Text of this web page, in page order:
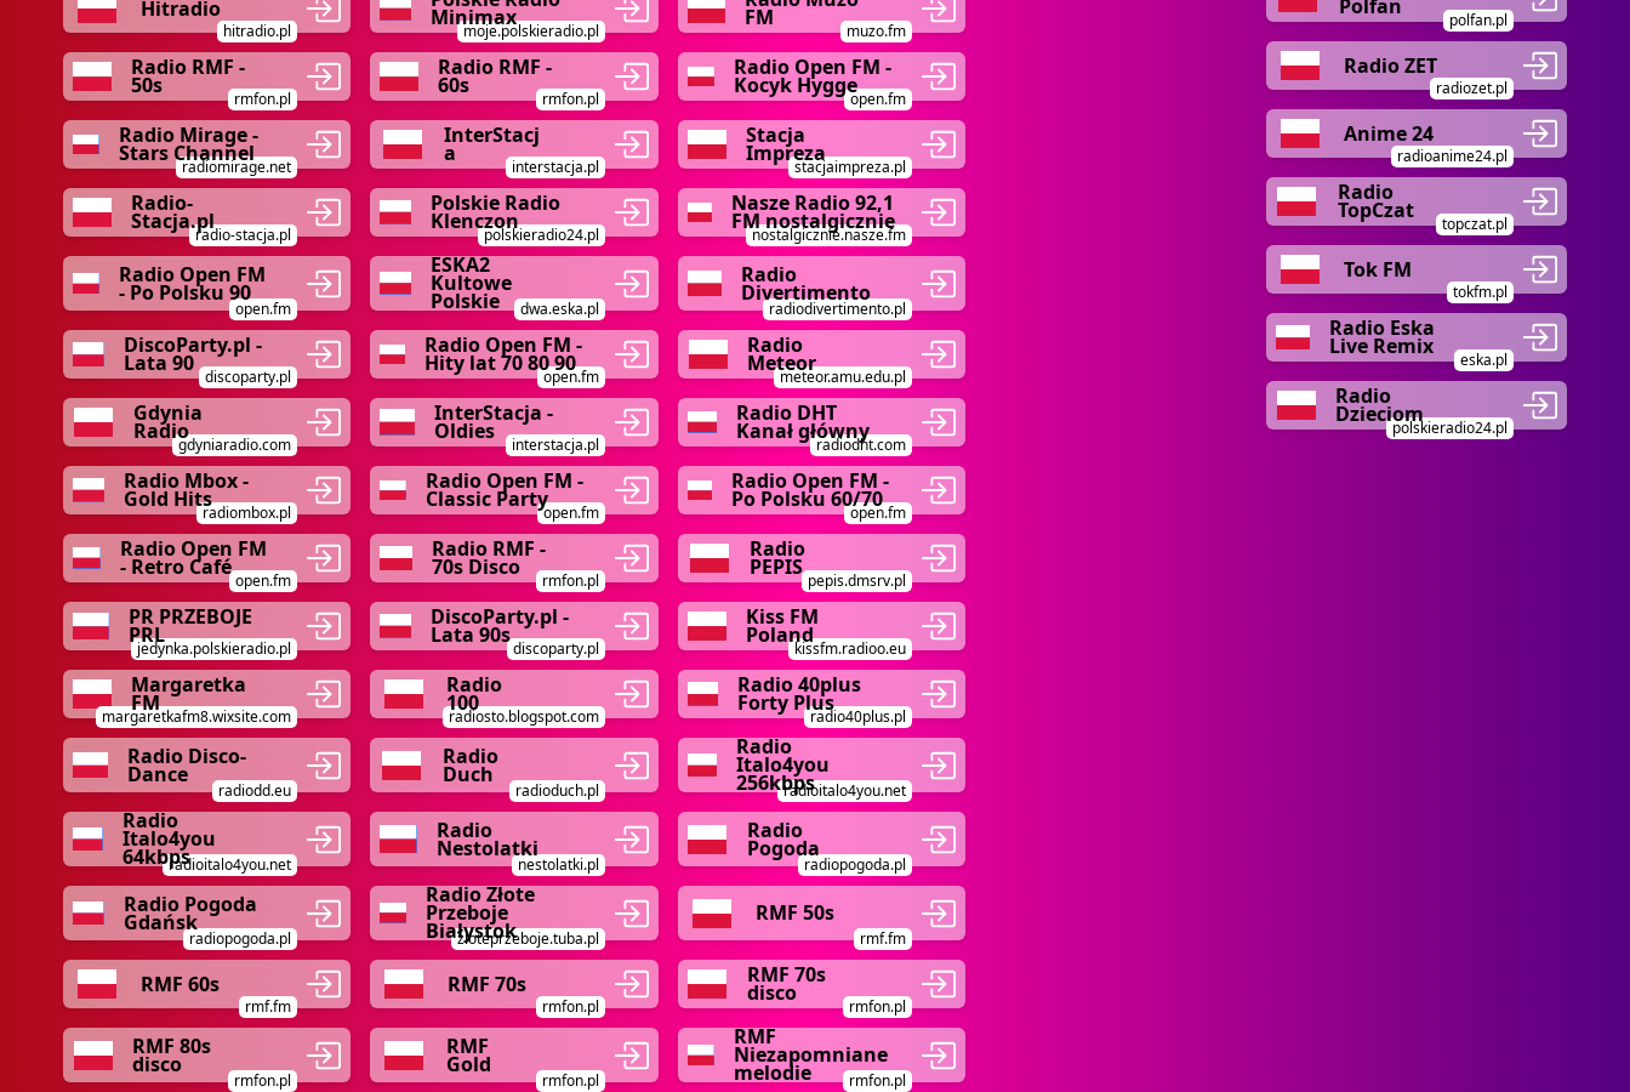
Hitradio
hitradio.pl
Minimax
moje.polskieradio.pl
FM
muzo.fm
Radio RMF -
50s
rmfon.pl
Radio RMF -
60s
rmfon.pl
Radio Open FM -
Kocyk Hygge
open.fm
Radio Mirage -
Stars Channel
radiomirage.net
InterStacj
a
interstacja.pl
Stacja
Impreza
stacjaimpreza.pl
Radio-
Stacja.pl
radio-stacja.pl
Polskie Radio
Klenczon
polskieradio24.pl
Nasze Radio 92,1
FM nostalgicznie
nostalgicznie.nasze.fm
Radio Open FM
- Po Polsku 90
open.fm
ESKA2
Kultowe
Polskie dwa.eska.pl
Radio
Divertimento
radiodivertimento.pl
DiscoParty.pl -
Lata 90
discoparty.pl
Radio Open FM -
Hity lat 70 80 90
open.fm
Radio
Meteor
meteor.amu.edu.pl
Gdynia
Radio
gdyniaradio.com
InterStacja -
Oldies
interstacja.pl
Radio DHT
Kanał główny
radiodht.com
Radio Mbox -
Gold Hits
radiombox.pl
Radio Open FM -
Classic Party
open.fm
Radio Open FM -
Po Polsku 60/70
open.fm
Radio Open FM
- Retro Café
open.fm
Radio RMF -
70s Disco
rmfon.pl
Radio
PEPIS
pepis.dmsrv.pl
PR PRZEBOJE
PRL
jedynka.polskieradio.pl
DiscoParty.pl -
Lata 90s
discoparty.pl
Kiss FM
Poland
kissfm.radioo.eu
Margaretka
FM
margaretkafm8.wixsite.com
Radio
100
radiosto.blogspot.com
Radio 40plus
Forty Plus
radio40plus.pl
Radio Disco-
Dance
radiodd.eu
Radio
Duch
radioduch.pl
Radio
Italo4you
256kbpsradioitalo4you.net
Radio
Italo4you
64kbpsradioitalo4you.net
Radio
Nestolatki
nestolatki.pl
Radio
Pogoda
radiopogoda.pl
Radio Pogoda
Gdańsk
radiopogoda.pl
Radio Złote
Przeboje
Białystok
zloteprzeboje.tuba.pl
RMF 50s
rmf.fm
RMF 60s
rmf.fm
RMF 70s
rmfon.pl
RMF 70s
disco
rmfon.pl
RMF 80s
disco
rmfon.pl
RMF
Gold
rmfon.pl
RMF
Niezapomniane
melodie rmfon.pl
Polfan
polfan.pl
Radio ZET
radiozet.pl
Anime 24
radioanime24.pl
Radio
TopCzat
topczat.pl
Tok FM
tokfm.pl
Radio Eska
Live Remix
eska.pl
Radio
Dzieciom
polskieradio24.pl